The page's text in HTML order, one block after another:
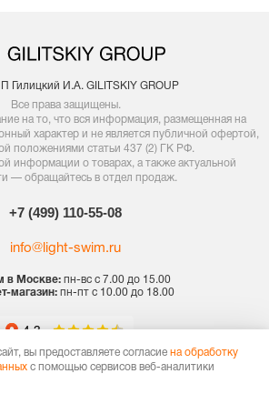
Гилицкий И.А. GILITSKIY GROUP
Все права защищены.
на то, что вся информация, размещенная на
характер и не является публичной офертой,
положениями статьи 437 (2) ГК РФ.
информации о товарах, а также актуальной
— обращайтесь в отдел продаж.
+7 (499) 110-55-08
info@light-swim.ru
в Москве:пн-вс с 7.00 до 15.00
магазин: пн-пт с 10.00 до 18.00
вы предоставляете согласие на обработку
с помощью сервисов веб-аналитики